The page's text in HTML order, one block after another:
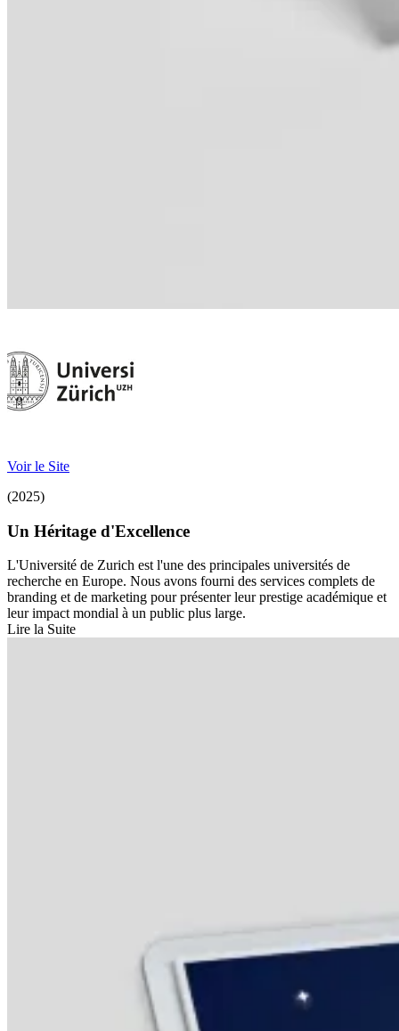
Voir le Site
(2025)
Un Héritage d'Excellence
L'Université de Zurich est l'une des principales universités de
recherche en Europe. Nous avons fourni des services complets de
branding et de marketing pour présenter leur prestige académique et
leur impact mondial à un public plus large.
Lire la Suite